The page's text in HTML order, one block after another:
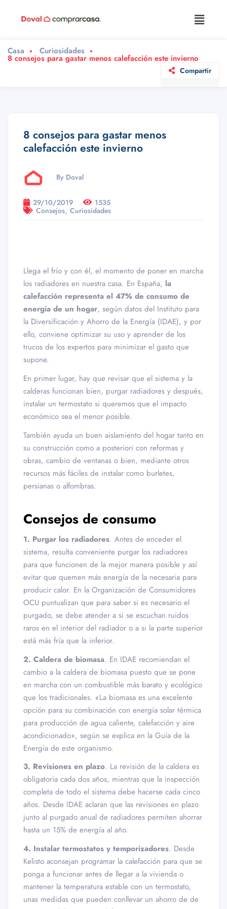
Casa Curiosidades
8 consejos para gastar menos calefacción este invierno
Compartir
8 consejos para gastar menos
calefacción este invierno
By Doval
29/10/2019
1535
Consejos, Curiosidades
Llega el frío y con él, el momento de poner en marcha
los radiadores en nuestra casa. En España, la
calefacción representa el 47% de consumo de
energía de un hogar, según datos del Instituto para
la Diversificación y Ahorro de la Energía (IDAE), y por
ello, conviene optimizar su uso y aprender de los
trucos de los expertos para minimizar el gasto que
supone.
En primer lugar, hay que revisar que el sistema y la
calderas funcionan bien, purgar radiadores y después,
instalar un termostato si queremos que el impacto
económico sea el menor posible.
También ayuda un buen aislamiento del hogar tanto en
su construcción como a posteriori con reformas y
obras, cambio de ventanas o bien, mediante otros
recursos más fáciles de instalar como burletes,
persianas o alfombras.
Consejos de consumo
1. Purgar los radiadores. Antes de enceder el
sistema, resulta conveniente purgar los radiadores
para que funcionen de la mejor manera posible y así
evitar que quemen más energía de la necesaria para
producir calor. En la Organización de Consumidores
OCU puntualizan que para saber si es necesario el
purgado, se debe atender a si se escuchan ruidos
raros en el interior del radiador o a si la parte superior
está más fría que la inferior.
2. Caldera de biomasa. En IDAE recomiendan el
cambio a la caldera de biomasa puesto que se pone
en marcha con un combustible más barato y ecológico
que los tradicionales. «La biomasa es una excelente
opción para su combinación con energía solar térmica
para producción de agua caliente, calefacción y aire
acondicionado», según se explica en la Guía de la
Energía de este organismo.
3. Revisiones en plazo. La revisión de la caldera es
obligatoria cada dos años, mientras que la inspección
completa de todo el sistema debe hacerse cada cinco
años. Desde IDAE aclaran que las revisiones en plazo
junto al purgado anual de radiadores permiten ahorrar
hasta un 15% de energía al año.
4. Instalar termostatos y temporizadores. Desde
Kelisto aconsejan programar la calefacción para que se
ponga a funcionar antes de llegar a la vivienda o
mantener la temperatura estable con un termostato,
unas medidas que pueden conllevar un ahorro de de